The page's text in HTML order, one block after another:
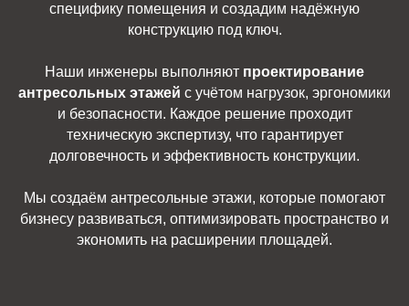
специфику помещения и создадим надёжную
конструкцию под ключ.
Наши инженеры выполняют проектирование
антресольных этажей с учётом нагрузок, эргономики
и безопасности. Каждое решение проходит
техническую экспертизу, что гарантирует
долговечность и эффективность конструкции.
Мы создаём антресольные этажи, которые помогают
бизнесу развиваться, оптимизировать пространство и
экономить на расширении площадей.